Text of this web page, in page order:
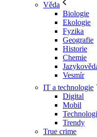
Věda
Biologie
Ekologie
Fyzika
Geografie
Historie
Chemie
Vesmír
IT a technologie
Digital
Mobil
Trendy
True crime